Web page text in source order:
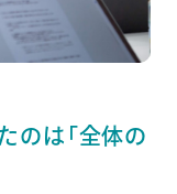
のは「全体の